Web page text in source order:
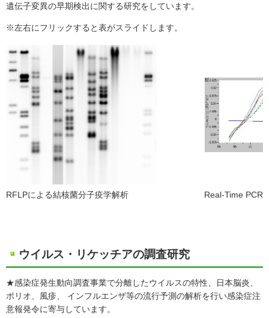
遺伝子変異の早期検出に関する研究をしています。
※左右にフリックすると表がスライドします。
RFLPによる結核菌分子疫学解析 Real-Time PCR
ウイルス・リケッチアの調査研究
★感染症発生動向調査事業で分離したウイルスの特性、日本脳炎、
ポリオ、風疹、 インフルエンザ等の流行予測の解析を行い感染症注
意報発令に寄与しています。